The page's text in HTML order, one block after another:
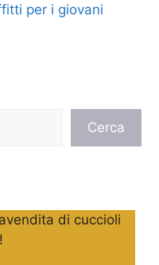
per i giovani
Cerca
di cuccioli